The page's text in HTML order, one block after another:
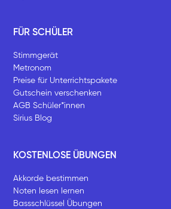
FÜR SCHÜLER
Stimmgerät
Metronom
Preise für Unterrichtspakete
Gutschein verschenken
AGB Schüler*innen
Sirius Blog
KOSTENLOSE ÜBUNGEN
Akkorde bestimmen
Noten lesen lernen
Bassschlüssel Übungen